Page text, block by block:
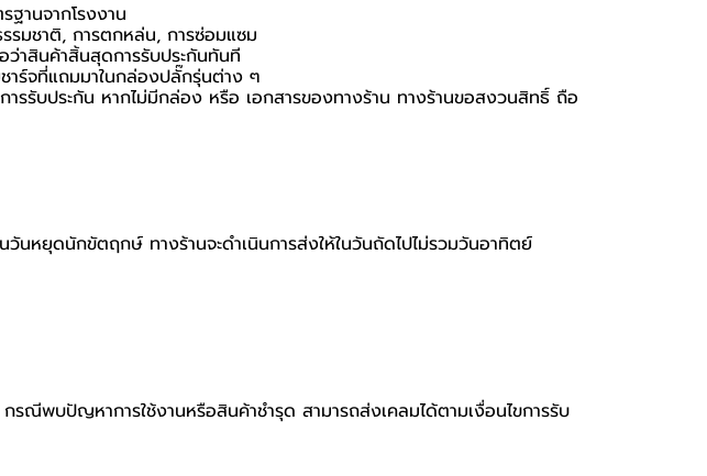
านจากโรงงาน
รมชาติ, การตกหล่น, การซ่อมแซม
าสินค้าสิ้นสุดการรับประกันทันที
ร์จที่แถมมาในกล่องปลั๊กรุ่นต่าง ๆ
รับประกัน หากไม่มีกล่อง หรือ เอกสารของทางร้าน ทางร้านขอสงวนสิทธิ์ ถือ
หยุดนักขัตฤกษ์ ทางร้านจะดำเนินการส่งให้ในวันถัดไปไม่รวมวันอาทิตย์
ณีพบปัญหาการใช้งานหรือสินค้าชำรุด สามารถส่งเคลมได้ตามเงื่อนไขการรับ